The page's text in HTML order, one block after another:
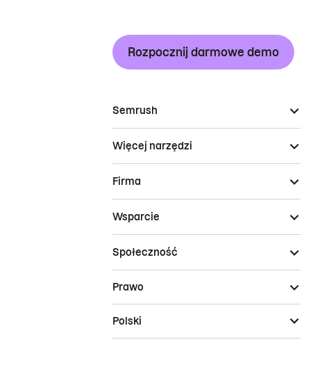
Rozpocznij darmowe demo
Semrush
Więcej narzędzi
Firma
Wsparcie
Społeczność
Prawo
Polski